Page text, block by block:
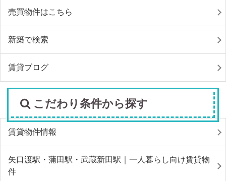
売買物件はこちら
新築で検索
賃貸ブログ
こだわり条件から探す
賃貸物件情報
矢口渡駅・蒲田駅・武蔵新田駅｜一人暮らし向け賃貸物
件